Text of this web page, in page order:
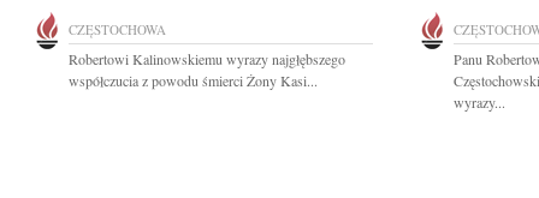
CZĘSTOCHOWA
Robertowi Kalinowskiemu wyrazy najgłębszego
współczucia z powodu śmierci Żony Kasi...
Panu
wyrazy...